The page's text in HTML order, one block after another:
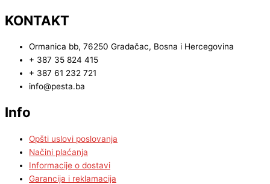
KONTAKT
Ormanica bb, 76250 Gradačac, Bosna i Hercegovina
+ 387 35 824 415
+ 387 61 232 721
info@pesta.ba
Info
Opšti uslovi poslovanja
Načini plaćanja
Informacije o dostavi
Garancija i reklamacija